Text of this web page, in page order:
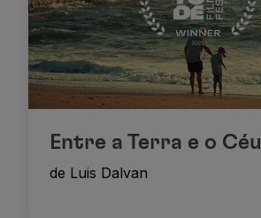
Entre a Terra e o Céu
de Luis Dalvan